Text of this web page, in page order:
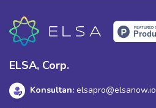
ELSA, Corp.
Konsultan: elsapro@elsanow.io